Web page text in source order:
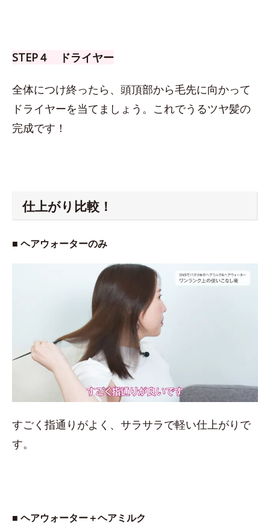
STEP４ ドライヤー
全体につけ終ったら、頭頂部から毛先に向かって
ドライヤーを当てましょう。これでうるツヤ髪の
完成です！
仕上がり比較！
■ ヘアウォーターのみ
すごく指通りがよく、サラサラで軽い仕上がりで
す。
■ ヘアウォーター＋ヘアミルク